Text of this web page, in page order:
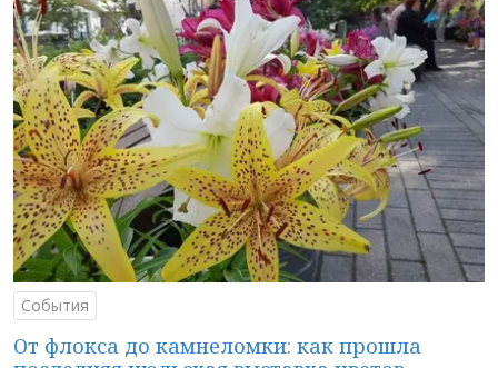
События
От флокса до камнеломки: как прошла